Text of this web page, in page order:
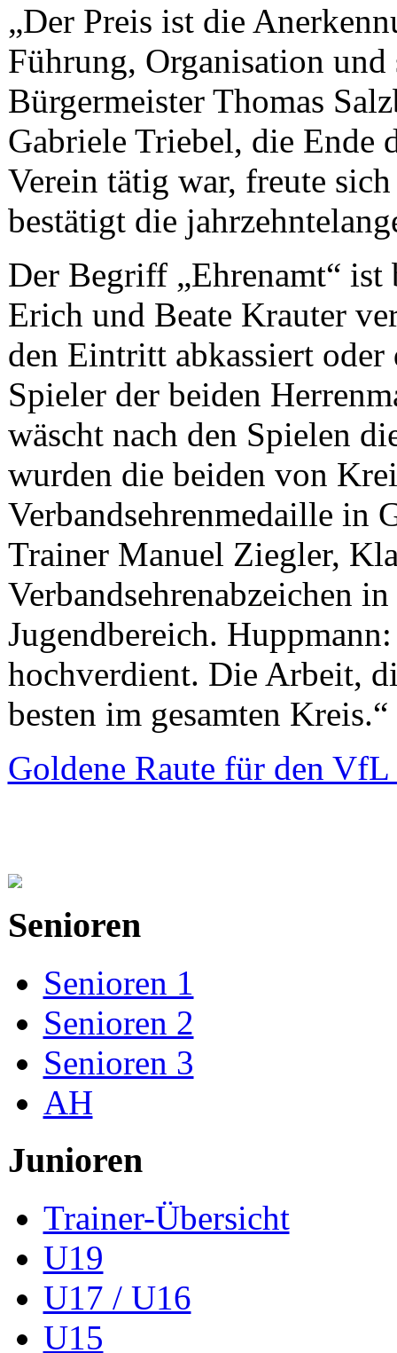
„Der Preis ist die
Führung, Organisation
Bürgermeister Thomas
Gabriele Triebel, die Ende
Verein tätig war, freute
bestätigt die
Der Begriff „Ehrenamt“
Erich und Beate Krauter
den Eintritt abkassiert oder
Spieler der beiden
wäscht nach den Spielen
wurden die beiden von
Verbandsehrenmedaille in
Trainer Manuel Ziegler,
Verbandsehrenabzeichen
Jugendbereich.
hochverdient. Die Arbeit,
besten im gesamten
Goldene Raute für den
Senioren
Senioren 1
Senioren 2
Senioren 3
AH
Junioren
Trainer-Übersicht
U19
U17 / U16
U15